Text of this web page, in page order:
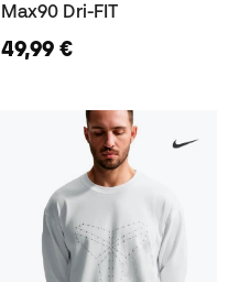
Max90 Dri-FIT
49,99 €